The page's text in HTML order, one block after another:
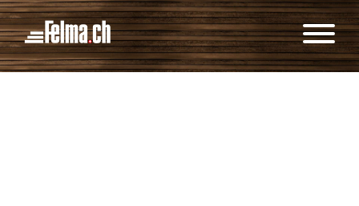
Cookie-Einstellungen